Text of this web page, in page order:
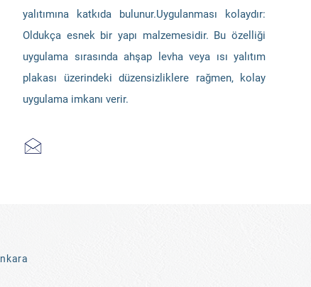
yalıtımına katkıda bulunur.Uygulanması kolaydır:
Oldukça esnek bir yapı malzemesidir. Bu özelliği
uygulama sırasında ahşap levha veya ısı yalıtım
plakası üzerindeki düzensizliklere rağmen, kolay
uygulama imkanı verir.